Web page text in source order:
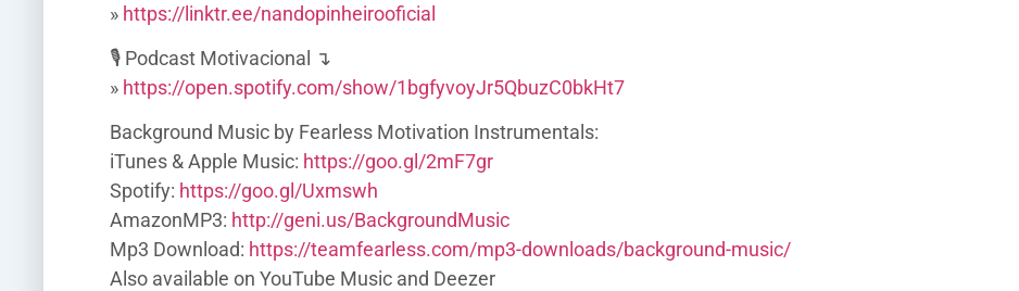
» https://linktr.ee/nandopinheirooficial
🎙️ Podcast Motivacional ↴
» https://open.spotify.com/show/1bgfyvoyJr5QbuzC0bkHt7
Background Music by Fearless Motivation Instrumentals:
iTunes & Apple Music: https://goo.gl/2mF7gr
Spotify: https://goo.gl/Uxmswh
AmazonMP3: http://geni.us/BackgroundMusic
Mp3 Download: https://teamfearless.com/mp3-downloads/background-music/
Also available on YouTube Music and Deezer